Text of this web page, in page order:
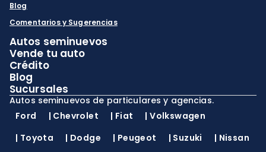
Blog
Comentarios y Sugerencias
Autos seminuevos
Vende tu auto
Crédito
Blog
Sucursales
Autos seminuevos de particulares y agencias.
Ford
| Chevrolet | Fiat |Volkswagen
| Toyota | Dodge | Peugeot | Suzuki | Nissan